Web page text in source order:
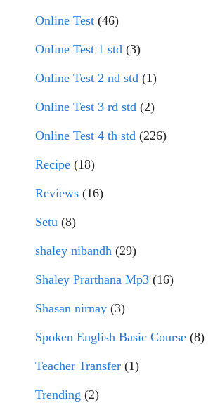
Online Test (46)
Online Test 1 std (3)
Online Test 2 nd std (1)
Online Test 3 rd std (2)
Online Test 4 th std (226)
Recipe (18)
Reviews (16)
Setu (8)
shaley nibandh (29)
Shaley Prarthana Mp3 (16)
Shasan nirnay (3)
Spoken English Basic Course (8)
Teacher Transfer (1)
Trending (2)